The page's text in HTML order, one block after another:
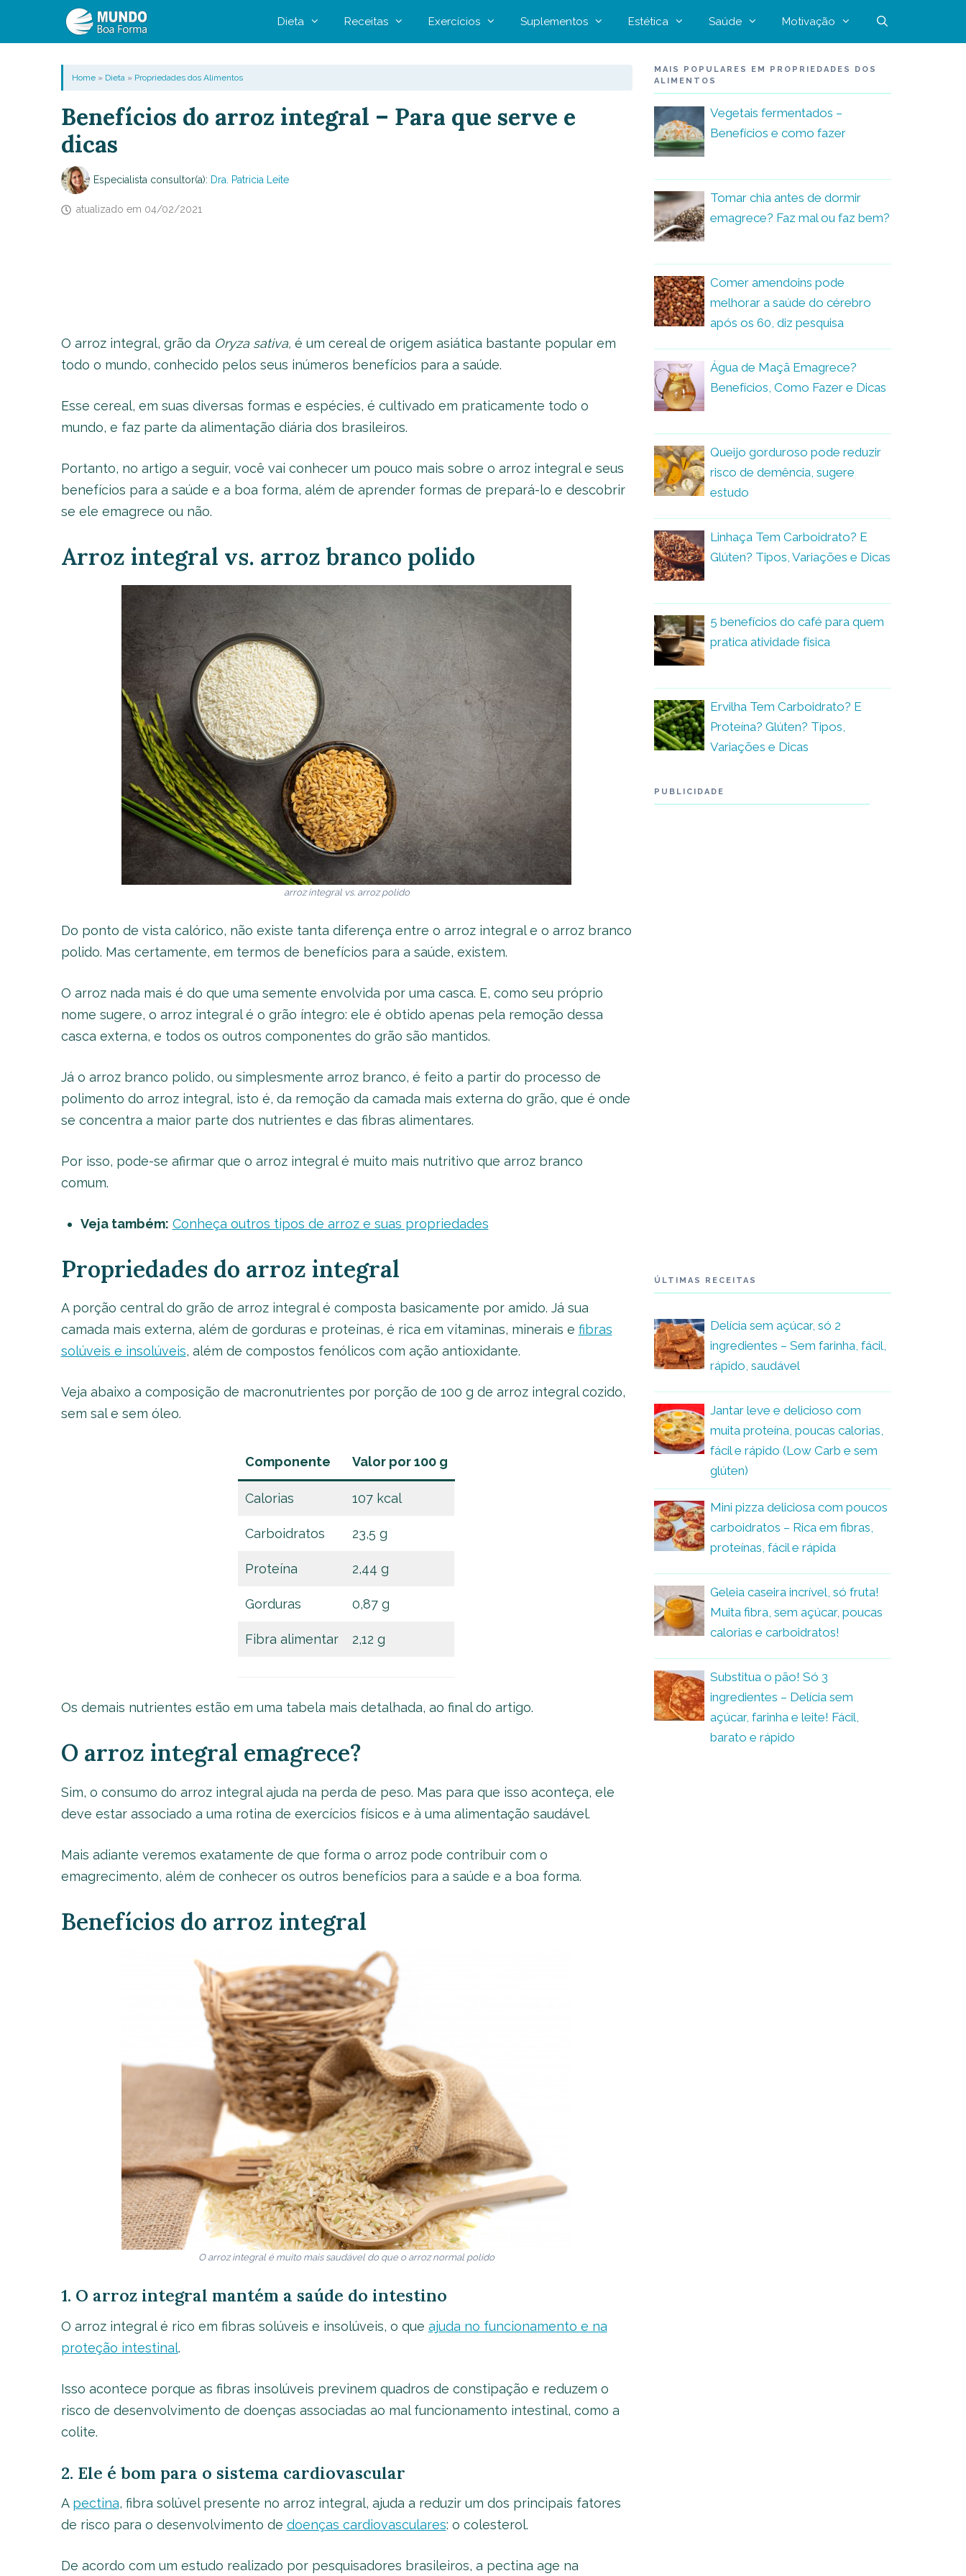
Dieta Receitas Exercícios Suplementos Estética Saúde Motivação
Home» Dieta» Propriedades dos Alimentos
Benefícios do arroz integral – Para que serve e
dicas
Especialista consultor(a): Dra. Patricia Leite
atualizado em 04/02/2021
O arroz integral, grão da Oryza sativa, é um cereal de origem asiática bastante popular em
todo o mundo, conhecido pelos seus inúmeros benefícios para a saúde.
Esse cereal, em suas diversas formas e espécies, é cultivado em praticamente todo o
mundo, e faz parte da alimentação diária dos brasileiros.
Portanto, no artigo a seguir, você vai conhecer um pouco mais sobre o arroz integral e seus
benefícios para a saúde e a boa forma, além de aprender formas de prepará-lo e descobrir
se ele emagrece ou não.
Arroz integral vs. arroz branco polido
arroz integral vs. arroz polido
Do ponto de vista calórico, não existe tanta diferença entre o arroz integral e o arroz branco
polido. Mas certamente, em termos de benefícios para a saúde, existem.
O arroz nada mais é do que uma semente envolvida por uma casca. E, como seu próprio
nome sugere, o arroz integral é o grão íntegro: ele é obtido apenas pela remoção dessa
casca externa, e todos os outros componentes do grão são mantidos.
Já o arroz branco polido, ou simplesmente arroz branco, é feito a partir do processo de
polimento do arroz integral, isto é, da remoção da camada mais externa do grão, que é onde
se concentra a maior parte dos nutrientes e das fibras alimentares.
Por isso, pode-se afirmar que o arroz integral é muito mais nutritivo que arroz branco
comum.
Veja também: Conheça outros tipos de arroz e suas propriedades
Propriedades do arroz integral
A porção central do grão de arroz integral é composta basicamente por amido. Já sua
camada mais externa, além de gorduras e proteínas, é rica em vitaminas, minerais e fibras
solúveis e insolúveis, além de compostos fenólicos com ação antioxidante.
Veja abaixo a composição de macronutrientes por porção de 100 g de arroz integral cozido,
sem sal e sem óleo.
Componente Valor por 100 g
Calorias 107 kcal
Carboidratos 23,5 g
Proteína 2,44 g
Gorduras 0,87 g
Fibra alimentar 2,12 g
Os demais nutrientes estão em uma tabela mais detalhada, ao final do artigo.
O arroz integral emagrece?
Sim, o consumo do arroz integral ajuda na perda de peso. Mas para que isso aconteça, ele
deve estar associado a uma rotina de exercícios físicos e à uma alimentação saudável.
Mais adiante veremos exatamente de que forma o arroz pode contribuir com o
emagrecimento, além de conhecer os outros benefícios para a saúde e a boa forma.
Benefícios do arroz integral
O arroz integral é muito mais saudável do que o arroz normal polido
1. O arroz integral mantém a saúde do intestino
O arroz integral é rico em fibras solúveis e insolúveis, o que ajuda no funcionamento e na
proteção intestinal.
Isso acontece porque as fibras insolúveis previnem quadros de constipação e reduzem o
risco de desenvolvimento de doenças associadas ao mal funcionamento intestinal, como a
colite.
2. Ele é bom para o sistema cardiovascular
A pectina, fibra solúvel presente no arroz integral, ajuda a reduzir um dos principais fatores
de risco para o desenvolvimento de doenças cardiovasculares: o colesterol.
De acordo com um estudo realizado por pesquisadores brasileiros, a pectina age na
MAIS POPULARES EM PROPRIEDADES DOS
ALIMENTOS
Vegetais fermentados –
Benefícios e como fazer
Tomar chia antes de dormir
emagrece? Faz mal ou faz bem?
Comer amendoins pode
melhorar a saúde do cérebro
após os 60, diz pesquisa
Água de Maçã Emagrece?
Benefícios, Como Fazer e Dicas
Queijo gorduroso pode reduzir
risco de demência, sugere
estudo
Linhaça Tem Carboidrato? E
Glúten? Tipos, Variações e Dicas
5 benefícios do café para quem
pratica atividade física
Ervilha Tem Carboidrato? E
Proteína? Glúten? Tipos,
Variações e Dicas
PUBLICIDADE
ÚLTIMAS RECEITAS
Delícia sem açúcar, só 2
ingredientes – Sem farinha, fácil,
rápido, saudável
Jantar leve e delicioso com
muita proteína, poucas calorias,
fácil e rápido (Low Carb e sem
glúten)
Mini pizza deliciosa com poucos
carboidratos – Rica em fibras,
proteínas, fácil e rápida
Geleia caseira incrível, só fruta!
Muita fibra, sem açúcar, poucas
calorias e carboidratos!
Substitua o pão! Só 3
ingredientes – Delícia sem
açúcar, farinha e leite! Fácil,
barato e rápido